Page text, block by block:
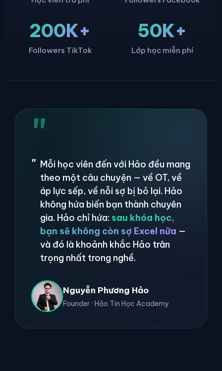
200K+
Followers TikTok
50K+
Lớp học miễn phí
"Mỗi học viên đến với Hảo đều mang
theo một câu chuyện — về OT, về
áp lực sếp, về nỗi sợ bị bỏ lại. Hảo
không hứa biến bạn thành chuyên
gia. Hảo chỉ hứa: sau khóa học,
bạn sẽ không còn sợ Excel nữa —
và đó là khoảnh khắc Hảo trân
trọng nhất trong nghề.
Nguyễn Phương Hảo
Founder · Hảo Tin Học Academy